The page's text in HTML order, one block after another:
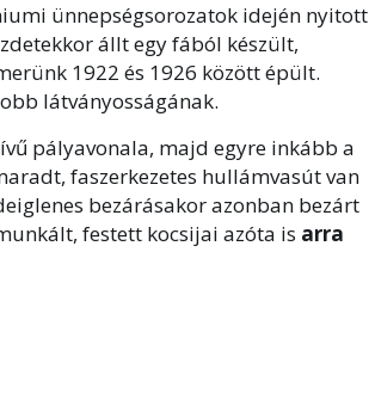
ünnepségsorozatok idején nyitott
állt egy fából készült,
1922 és 1926 között épült.
látványosságának.
pályavonala, majd egyre inkább a
faszerkezetes hullámvasút van
bezárásakor azonban bezárt
festett kocsijai azóta is arra